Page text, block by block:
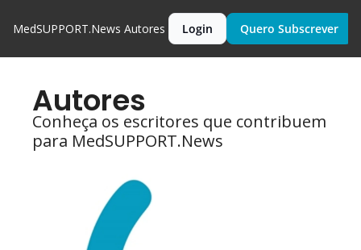
MedSUPPORT.News Autores Login Quero Subscrever
Autores
Conheça os escritores que contribuem
para MedSUPPORT.News